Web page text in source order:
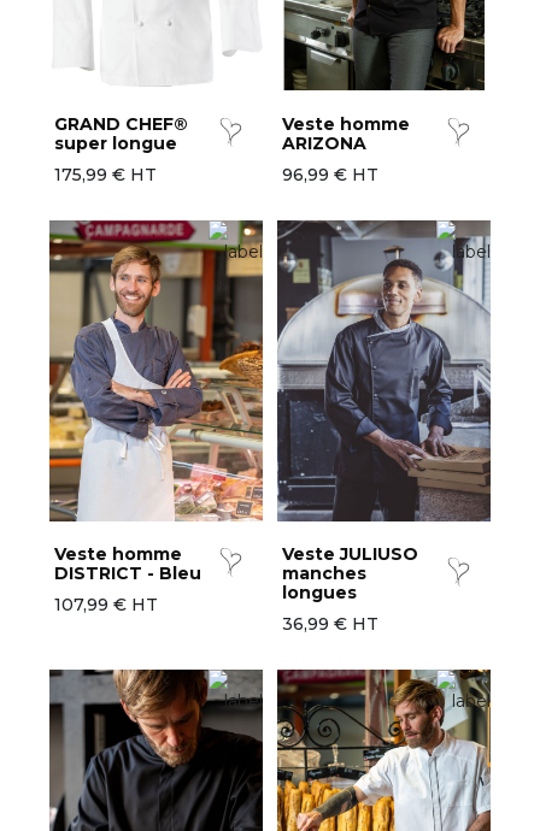
GRAND CHEF®
super longue
175,99 € HT
Veste homme
ARIZONA
96,99 € HT
Veste homme
DISTRICT - Bleu
107,99 € HT
Veste JULIUSO
manches
longues
36,99 € HT